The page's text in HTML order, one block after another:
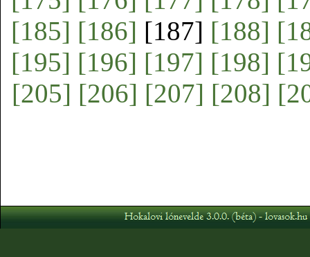
[185] [186] [187] [188]
[195] [196] [197] [198]
[205] [206] [207] [208]